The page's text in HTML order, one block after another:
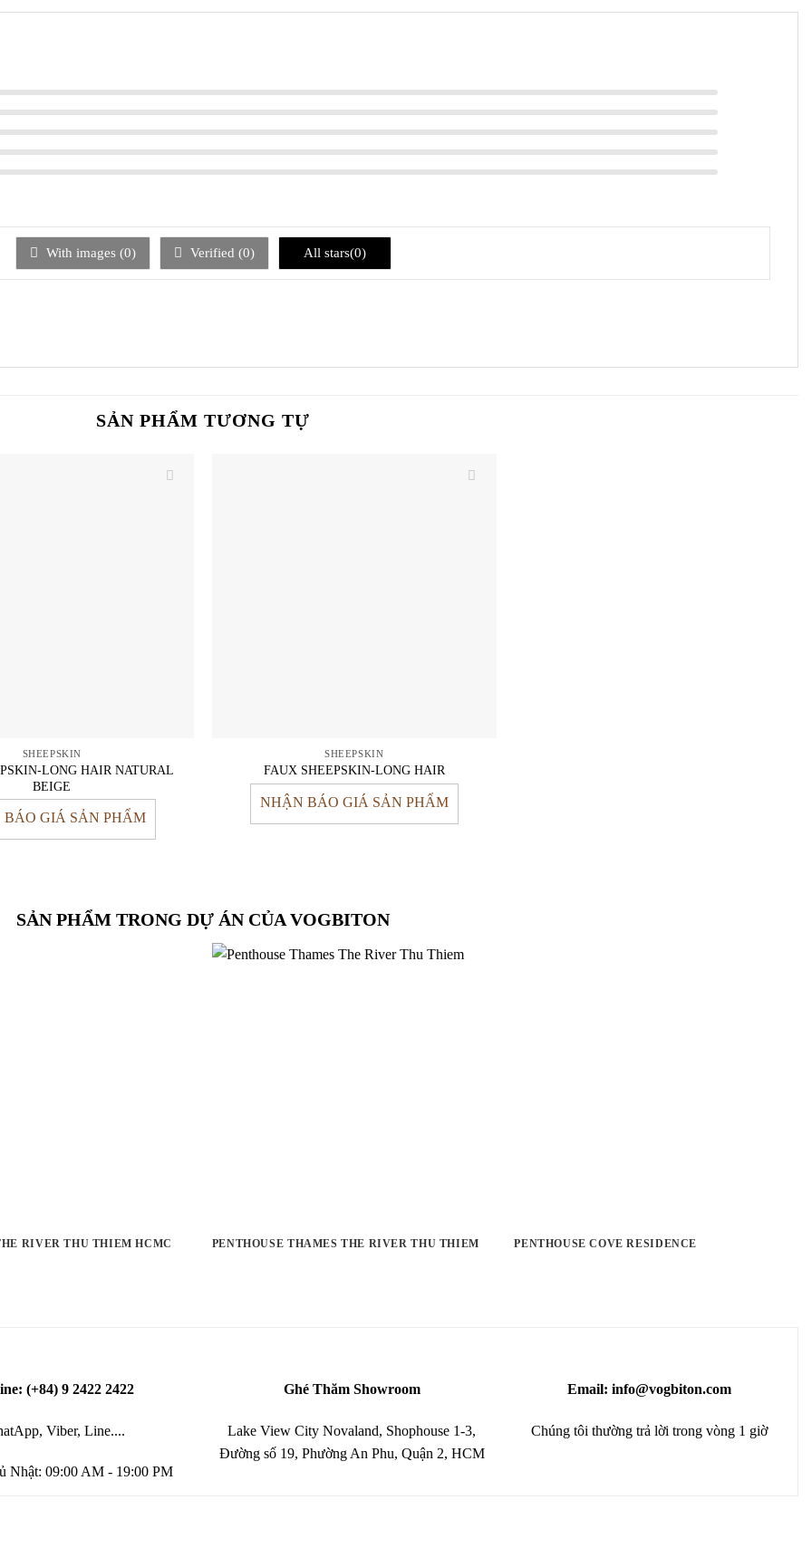
With images (0) Verified (0) All stars(0)
SẢN PHẨM TƯƠNG TỰ
SHEEPSKIN
LONG HAIR NATURAL
BEIGE
BÁO GIÁ SẢN PHẨM
SHEEPSKIN
FAUX SHEEPSKIN-LONG HAIR
NHẬN BÁO GIÁ SẢN PHẨM
SẢN PHẨM TRONG DỰ ÁN CỦA VOGBITON
RIVER THU THIEM HCMC PENTHOUSE THAMES THE RIVER THU THIEM PENTHOUSE COVE RESIDENCE
(+84) 9 2422 2422
Viber, Line....
Nhật: 09:00 AM - 19:00 PM
Ghé Thăm Showroom
Lake View City Novaland, Shophouse 1-3,
Đường số 19, Phường An Phu, Quận 2, HCM
Email: info@vogbiton.com
Chúng tôi thường trả lời trong vòng 1 giờ